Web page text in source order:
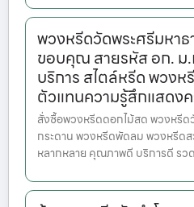
พวงหรีดวัดพระศรีมหา
ขอบคุณ สายรหัส อก. ม.
บริการ สไตล์หรีด พวงห
ตัวแทนความรู้สึกแสดง
สั่งซื้อพวงหรีดดอกไม้สด พวงหรีด
กระดาน พวงหรีดพัดลม พวงหรีด
หลากหลาย คุณภาพดี บริการดี รว